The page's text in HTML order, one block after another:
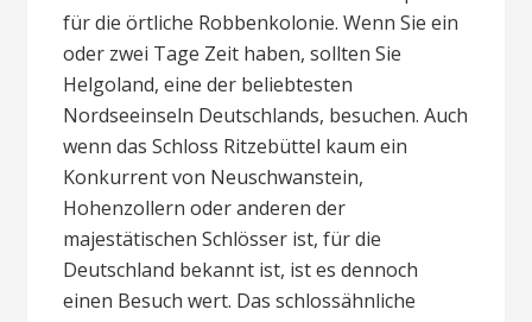
für die örtliche Robbenkolonie. Wenn Sie ein
oder zwei Tage Zeit haben, sollten Sie
Helgoland, eine der beliebtesten
Nordseeinseln Deutschlands, besuchen. Auch
wenn das Schloss Ritzebüttel kaum ein
Konkurrent von Neuschwanstein,
Hohenzollern oder anderen der
majestätischen Schlösser ist, für die
Deutschland bekannt ist, ist es dennoch
einen Besuch wert. Das schlossähnliche